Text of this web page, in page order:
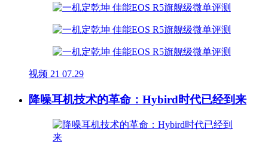
视频 21 07.29
降噪耳机技术的革命：Hybird时代已经到来